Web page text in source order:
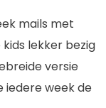
mails met
lekker bezig
versie
iedere week de